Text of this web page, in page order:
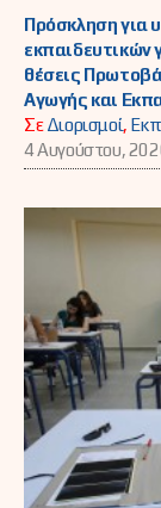
Πρόσκληση για
εκπαιδευτικών
θέσεις
Αγωγής και
ΣεΔιορισμοί,
4 Αυγούστου,